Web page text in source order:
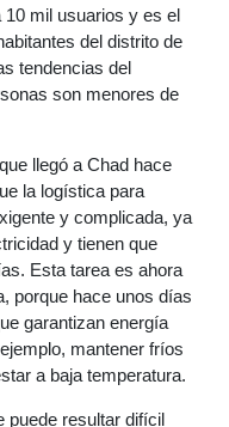
10 mil usuarios y es el
del distrito de
tendencias del
son menores de
llegó a Chad hace
la logística para
y complicada, ya
y tienen que
Esta tarea es ahora
porque hace unos días
garantizan energía
mantener fríos
a baja temperatura.
puede resultar difícil